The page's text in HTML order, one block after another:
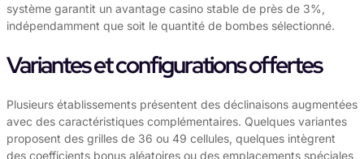
système garantit un avantage casino stable de près de 3%,
indépendamment que soit le quantité de bombes sélectionné.
Variantes et configurations offertes
Plusieurs établissements présentent des déclinaisons augmentées
avec des caractéristiques complémentaires. Quelques variantes
proposent des grilles de 36 ou 49 cellules, quelques intègrent
des coefficients bonus aléatoires ou des emplacements spéciales